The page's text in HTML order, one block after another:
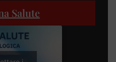
Salute